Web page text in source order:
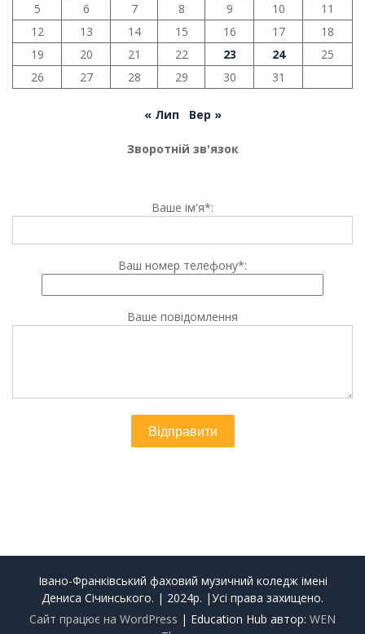
5
6 7 8 9 10
11
12
13 14 15 16 17
18
19
20 21 22 23 24
25
26
27 28 29 30 31
« Лип Вер »
Зворотній зв'язок
Ваше ім'я*:
Ваш номер телефону*:
Ваше повідомлення
Івано-Франківський фаховий музичний коледж імені
Дениса Січинського. | 2024р. |Усі права захищено.
Сайт працює на WordPress | Education Hub автор: WEN